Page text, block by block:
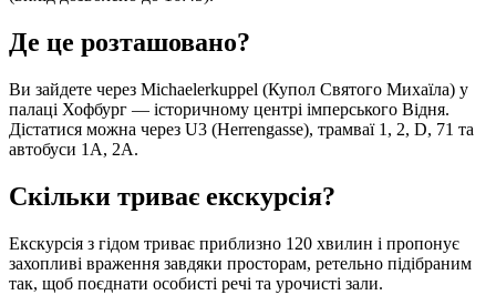
Де це розташовано?
Ви зайдете через Michaelerkuppel (Купол Святого Михаїла) у
палаці Хофбург — історичному центрі імперського Відня.
Дістатися можна через U3 (Herrengasse), трамваї 1, 2, D, 71 та
автобуси 1A, 2A.
Скільки триває екскурсія?
Екскурсія з гідом триває приблизно 120 хвилин і пропонує
захопливі враження завдяки просторам, ретельно підібраним
так, щоб поєднати особисті речі та урочисті зали.